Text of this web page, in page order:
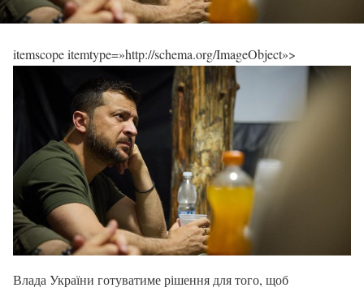
itemscope itemtype=»http://schema.org/ImageObject»>
Влада України готуватиме рішення для того, щоб